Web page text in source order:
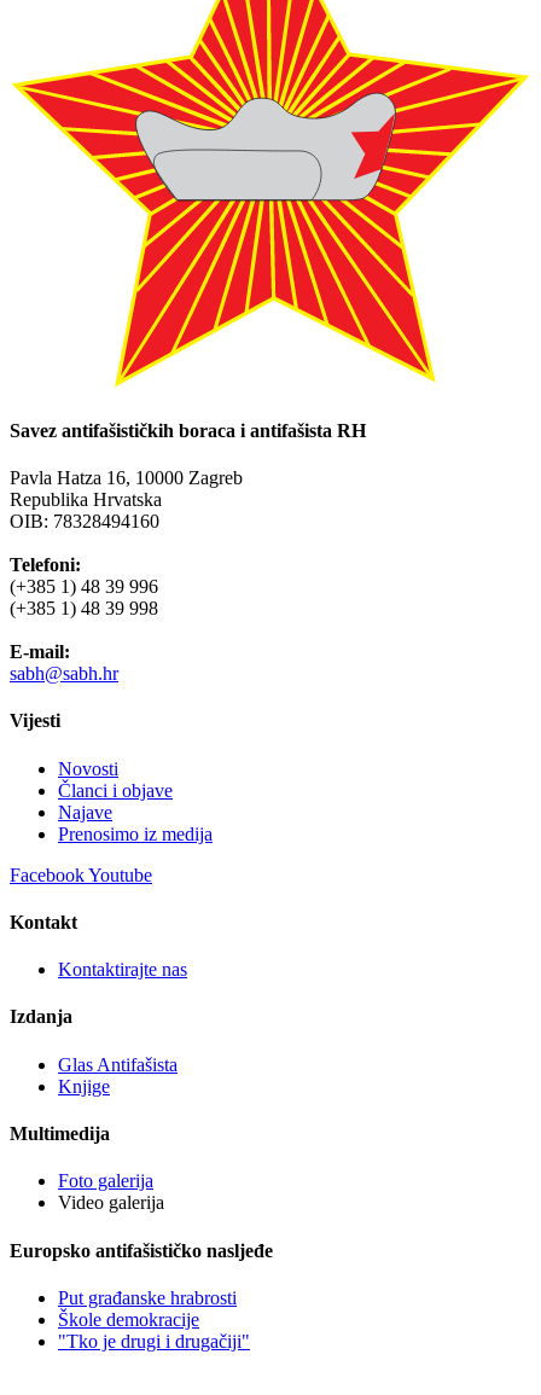
Savez antifašističkih boraca i antifašista RH
Pavla Hatza 16, 10000 Zagreb
Republika Hrvatska
OIB: 78328494160
Telefoni:
(+385 1) 48 39 996
(+385 1) 48 39 998
E-mail:
sabh@sabh.hr
Vijesti
Novosti
Članci i objave
Najave
Prenosimo iz medija
FacebookYoutube
Kontakt
Kontaktirajte nas
Izdanja
Glas Antifašista
Knjige
Multimedija
Foto galerija
Video galerija
Europsko antifašističko nasljeđe
Put građanske hrabrosti
Škole demokracije
"Tko je drugi i drugačiji"